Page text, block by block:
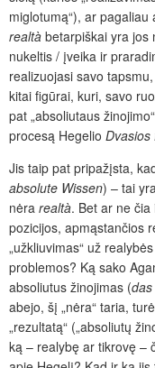
miglotumą“), ar
realtà betarpiškai yra jos
nukeltis / įveika ir
realizuojasi savo
kitai figūrai, kuri, savo
pat „absoliutaus
procesą Hegelio Dvasios
Jis taip pat pripažįsta,
absolute Wissen) – tai
nėra realtà. Bet ar ne
pozicijos, apmąstančios
„užkliuvimas“ už
problemos? Ką sako
absoliutus žinojimas (
abejo, šį „nėra“ taria,
„rezultatą“ („absoliutų
ką – realybę ar tikrovę –